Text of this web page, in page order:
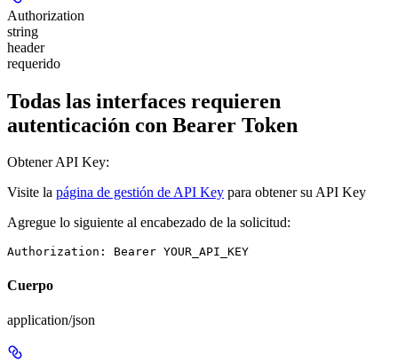
Authorization
string
header
requerido
Todas las interfaces requieren
autenticación con Bearer Token
Obtener API Key:
Visite la página de gestión de API Key para obtener su API Key
Agregue lo siguiente al encabezado de la solicitud:
Authorization: Bearer YOUR_API_KEY
Cuerpo
application/json